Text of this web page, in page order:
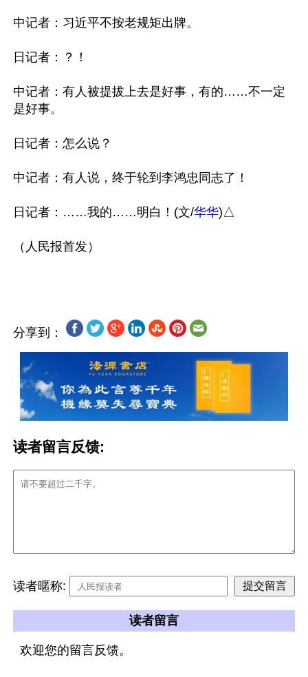
中记者：习近平不按老规矩出牌。
日记者：？！
中记者：有人被提拔上去是好事，有的……不一定
是好事。
日记者：怎么说？
中记者：有人说，终于轮到李鸿忠同志了！
日记者：……我的……明白！(文/华华)△
（人民报首发）
分享到：
读者留言反馈:
读者暱称:
读者留言
欢迎您的留言反馈。